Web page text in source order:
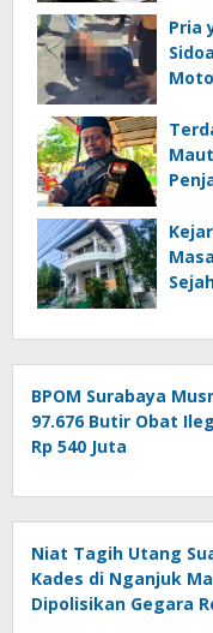
Pria
BPOM Surabaya
97.676 Butir Obat
Rp 540 Juta
Niat Tagih Utang
Kades di Nganjuk
Dipolisikan Gegara